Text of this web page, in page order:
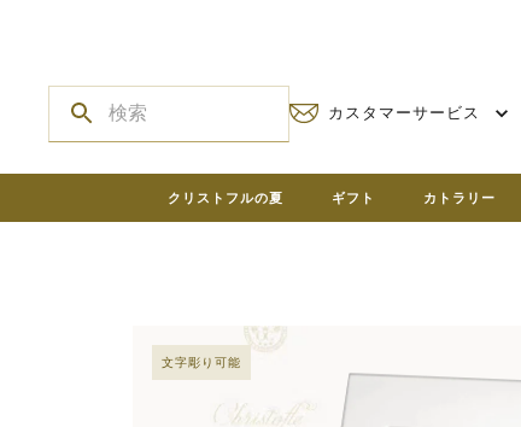
カスタマーサービス
クリストフルの夏 ギフト カトラリー
文字彫り可能